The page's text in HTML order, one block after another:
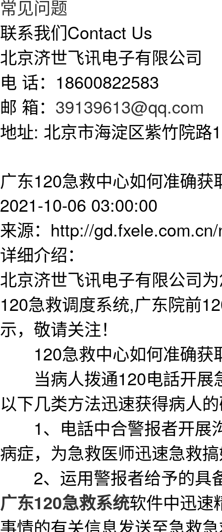
常见问题
联系我们Contact Us
北京济世飞讯电子有限公司
电 话：18600822583
邮 箱： 39139613@qq.com
地址: 北京市海淀区紫竹院路
广东120急救中心如何准确获
2021-10-06 03:00:00
来源：http://
详细介绍：
北京济世飞讯电子有限公司
120急救调度系统,广东院前
示，敬请关注！
120急救中心如何准确获
当病人拨通120电話开展
以下几类方法迅速获得病人
1、电話中合警报者开展
病症，为急救医师迅速急救
2、运用警报者给予的具
广东120急救系统软件中迅速
事情的有关信息发送至急救